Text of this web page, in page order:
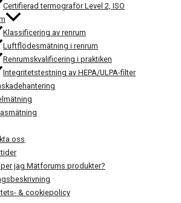
Certifierad termograför Level 2, ISO
Klassificering av renrum
Luftflödesmätning i renrum
Renrumskvalificering i praktiken
Integritetstestning av HEPA/ULPA-filter
oss
jag Mätforums produkter?
& cookiepolicy